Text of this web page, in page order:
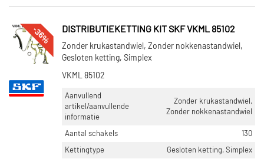
CATEGORIEËN
Waterpomp (12)
Poly V-riemen kit inclusief waterpomp (4)
ONDERDEELMERK
Febi Bilstein (4)
INA (3)
-36% DISTRIBUTIEKETTING KIT SKF VKML 85102
Zonder krukastandwiel, Zonder nokkenastandwiel,
Gesloten ketting, Simplex
VKML 85102
Aanvullend
artikel/aanvullende
informatie
Zonder krukastandwiel,
Zonder nokkenastandwiel
Aantal schakels
130
Kettingtype
Gesloten ketting, Simplex